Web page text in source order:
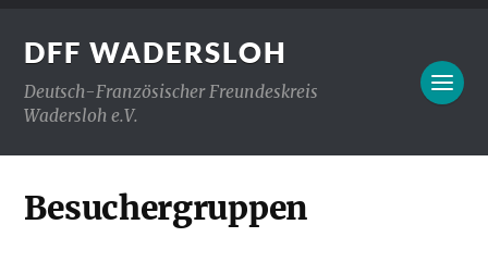
DFF WADERSLOH
Deutsch-Französischer Freundeskreis
Wadersloh e.V.
Besuchergruppen